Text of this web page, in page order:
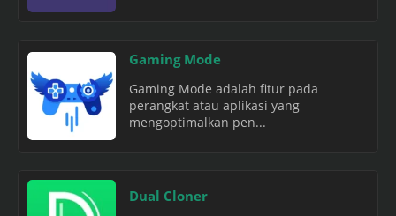
Gaming Mode
Gaming Mode adalah fitur pada
perangkat atau aplikasi yang
mengoptimalkan pen...
Dual Cloner